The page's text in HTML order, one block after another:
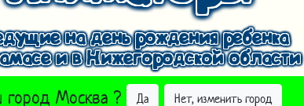
на день рождения ребенка
и в Нижегородской области
город Москва ? Да Нет, изменить город
ВЫБРАТЬ ДРУГОЙ ГОРОД